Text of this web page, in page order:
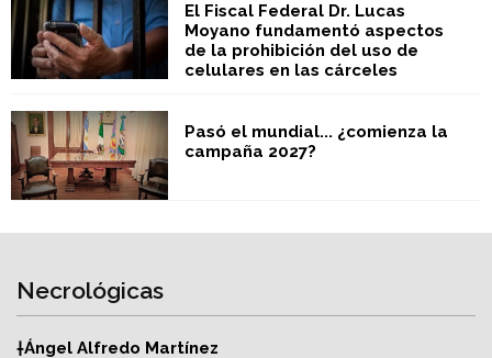
El Fiscal Federal Dr. Lucas
Moyano fundamentó aspectos
de la prohibición del uso de
celulares en las cárceles
Pasó el mundial... ¿comienza la
campaña 2027?
Necrológicas
†Ángel Alfredo Martínez